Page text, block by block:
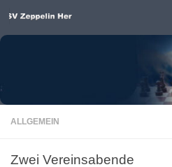
Unter dem Inhalt
ALLGEMEIN
Zwei Vereinsabende